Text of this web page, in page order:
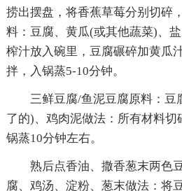
捞出摆盘，将香蕉草莓分别切碎
料：豆腐、黄瓜(或其他蔬菜)、
榨汁放入碗里，豆腐碾碎加黄瓜
拌，入锅蒸5-10分钟。
三鲜豆腐/鱼泥豆腐原料：豆
了的)、鸡肉泥做法：所有材料切
锅蒸10分钟左右。
熟后点香油、撒香葱末两色
腐、鸡汤、淀粉、葱末做法：将